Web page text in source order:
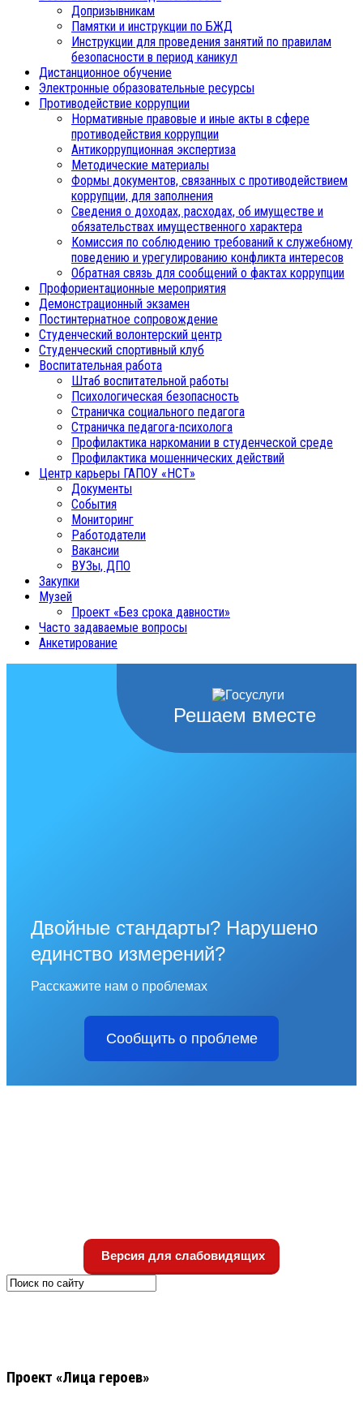
Допризывникам
Памятки и инструкции по БЖД
Инструкции для проведения занятий по правилам
безопасности в период каникул
Дистанционное обучение
Электронные образовательные ресурсы
Противодействие коррупции
Нормативные правовые и иные акты в сфере
противодействия коррупции
Антикоррупционная экспертиза
Методические материалы
Формы документов, связанных с противодействием
коррупции, для заполнения
Сведения о доходах, расходах, об имуществе и
обязательствах имущественного характера
Комиссия по соблюдению требований к служебному
поведению и урегулированию конфликта интересов
Обратная связь для сообщений о фактах коррупции
Профориентационные мероприятия
Демонстрационный экзамен
Постинтернатное сопровождение
Студенческий волонтерский центр
Студенческий спортивный клуб
Воспитательная работа
Штаб воспитательной работы
Психологическая безопасность
Страничка социального педагога
Страничка педагога-психолога
Профилактика наркомании в студенческой среде
Профилактика мошеннических действий
Центр карьеры ГАПОУ «НСТ»
Документы
События
Мониторинг
Работодатели
Вакансии
ВУЗы, ДПО
Закупки
Музей
Проект «Без срока давности»
Часто задаваемые вопросы
Анкетирование
Решаем вместе
Двойные стандарты? Нарушено
единство измерений?
Расскажите нам о проблемах
Сообщить о проблеме
Версия для слабовидящих
Проект «Лица героев»